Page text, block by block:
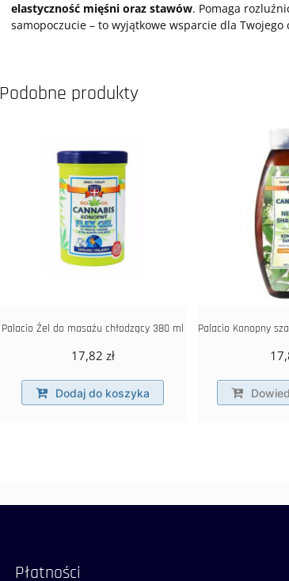
elastyczność mięśni oraz stawów. Pomaga
samopoczucie – to wyjątkowe wsparcie dla Twojego
Podobne produkty
Palacio Żel do masażu chłodzący 380 ml
17,82 zł
Dodaj do koszyka
Płatności